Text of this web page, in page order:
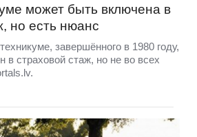
может быть включена в
но есть нюанс
завершённого в 1980 году,
в страховой стаж, но не во всех